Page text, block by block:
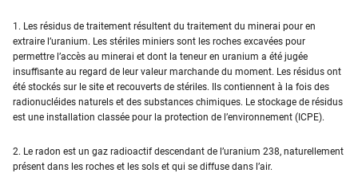
1. Les résidus de traitement résultent du traitement du minerai pour en
extraire l’uranium. Les stériles miniers sont les roches excavées pour
permettre l’accès au minerai et dont la teneur en uranium a été jugée
insuffisante au regard de leur valeur marchande du moment. Les résidus ont
été stockés sur le site et recouverts de stériles. Ils contiennent à la fois des
radionucléides naturels et des substances chimiques. Le stockage de résidus
est une installation classée pour la protection de l’environnement (ICPE).
2. Le radon est un gaz radioactif descendant de l’uranium 238, naturellement
présent dans les roches et les sols et qui se diffuse dans l’air.